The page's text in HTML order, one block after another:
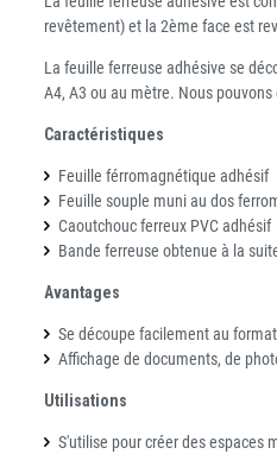
revêtement) et la 2ème face est
La feuille ferreuse adhésive se
A4, A3 ou au mètre. Nous
Caractéristiques
Feuille férromagnétique adhésif
Feuille souple muni au dos
Caoutchouc ferreux PVC adhésif
Bande ferreuse obtenue à la
Avantages
Se découpe facilement au
Affichage de documents, de
Utilisations
S'utilise pour créer des espaces